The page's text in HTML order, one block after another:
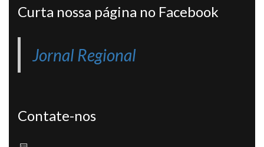
Curta nossa página no Facebook
Jornal Regional
Contate-nos